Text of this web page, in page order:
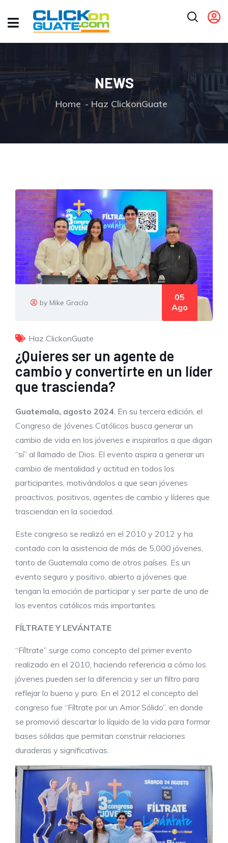
NEWS
Home Haz ClickonGuate
by Mike Gracía
05
Ago
Haz ClickonGuate
¿Quieres ser un agente de
cambio y convertirte en un líder
que trascienda?
Guatemala, agosto 2024 . En su tercera edición, el
Congreso de Jóvenes Católicos busca generar un
cambio de vida en los jóvenes e inspirarlos a que digan
“sí” al llamado de Dios. El evento aspira a generar un
cambio de mentalidad y actitud en todos los
participantes, motivándolos a que sean jóvenes
proactivos, positivos, agentes de cambio y líderes que
trasciendan en la sociedad.
Este congreso se realizó en el 2010 y 2012 y ha
contado con la asistencia de más de 5,000 jóvenes,
tanto de Guatemala como de otros países. Es un
evento seguro y positivo, abierto a jóvenes que
tengan la emoción de participar y ser parte de uno de
los eventos católicos más importantes.
FÍLTRATE Y LEVÁNTATE
“Fíltrate” surge como concepto del primer evento
realizado en el 2010, haciendo referencia a cómo los
jóvenes pueden ser la diferencia y ser un filtro para
reflejar lo bueno y puro. En el 2012 el concepto del
congreso fue “Fíltrate por un Amor Sólido”, en donde
se promovió descartar lo líquido de la vida para formar
bases sólidas que permitan construir relaciones
duraderas y significativas.